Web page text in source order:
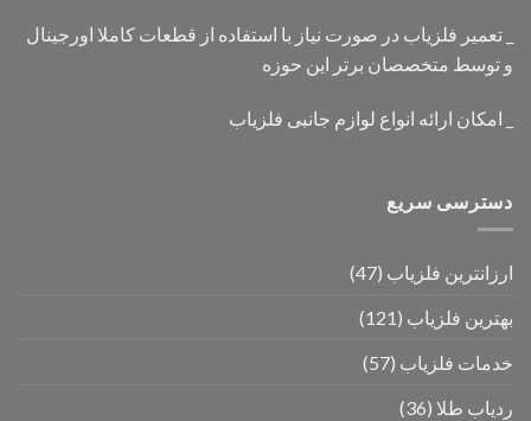
_ تعمیر فلزیاب در صورت نیاز با استفاده از قطعات کاملا اورجینال
و توسط متخصصان برتر این حوزه
_ امکان ارائه انواع لوازم جانبی فلزیاب
دسترسی سریع
ارزانترین فلزیاب (47)
بهترین فلزیاب (121)
خدمات فلزیاب (57)
ردیاب طلا (36)